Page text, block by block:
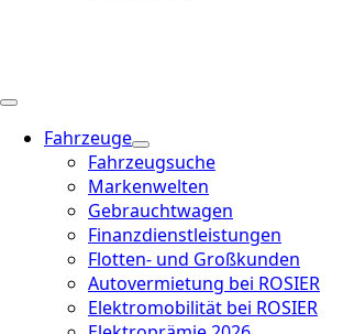
Fahrzeuge
Fahrzeugsuche
Markenwelten
Gebrauchtwagen
Finanzdienstleistungen
Flotten- und Großkunden
Autovermietung bei ROSIER
Elektromobilität bei ROSIER